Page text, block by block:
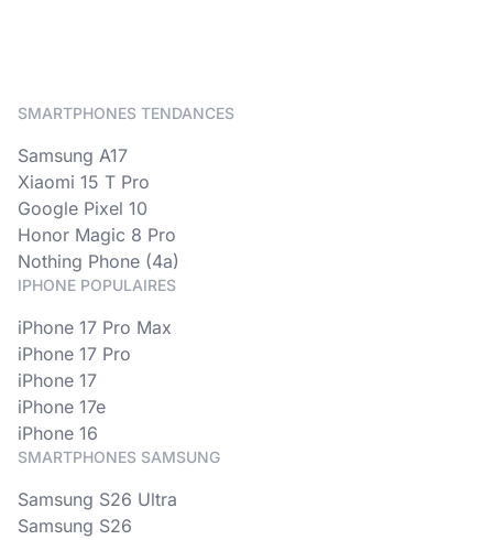
SMARTPHONES TENDANCES
Samsung A17
Xiaomi 15 T Pro
Google Pixel 10
Honor Magic 8 Pro
Nothing Phone (4a)
IPHONE POPULAIRES
iPhone 17 Pro Max
iPhone 17 Pro
iPhone 17
iPhone 17e
iPhone 16
SMARTPHONES SAMSUNG
Samsung S26 Ultra
Samsung S26